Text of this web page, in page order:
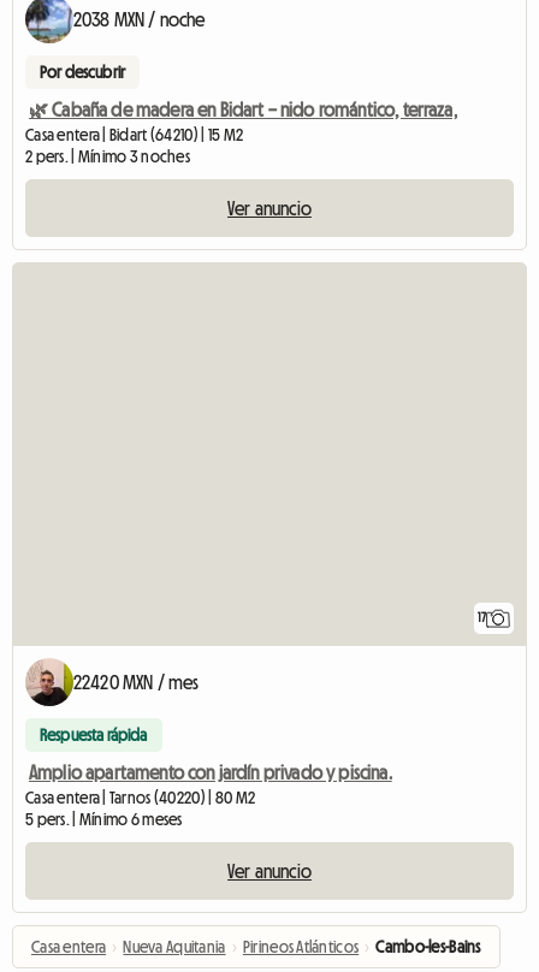
2038 MXN / noche
Por descubrir
🌿 Cabaña de madera en Bidart – nido romántico, terraza,
Casa entera | Bidart (64210) | 15 M2
2 pers. | Mínimo 3 noches
Ver anuncio
17
22420 MXN / mes
Respuesta rápida
Amplio apartamento con jardín privado y piscina.
Casa entera | Tarnos (40220) | 80 M2
5 pers. | Mínimo 6 meses
Ver anuncio
Casa entera › Nueva Aquitania › Pirineos Atlánticos › Cambo-les-Bains